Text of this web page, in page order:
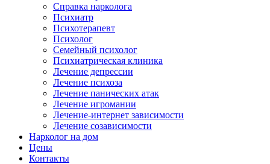
Справка нарколога
Психиатр
Психотерапевт
Психолог
Семейный психолог
Психиатрическая клиника
Лечение депрессии
Лечение психоза
Лечение панических атак
Лечение игромании
Лечение-интернет зависимости
Лечение созависимости
Нарколог на дом
Цены
Контакты